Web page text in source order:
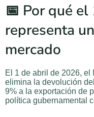
📅 Por qué
representa
mercado
El 1 de abril de 2026,
elimina la devolución
9% a la exportación de
política gubernamental